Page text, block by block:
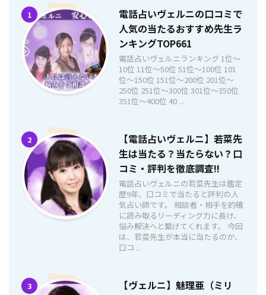
1
電話占いヴェルニの口コミで
人気の当たるおすすめ先生ラ
ンキングTOP661
電話占いヴェルニランキング 1位〜
10位 11位〜50位 51位〜100位 101
位〜150位 151位〜200位 201位〜
250位 251位〜300位 301位〜350位
351位〜400位 40 ...
2
【電話占いヴェルニ】若菜先
生は当たる？当たらない？口
コミ・評判を徹底調査!!
電話占いヴェルニの若菜先生は鑑定
歴9年、口コミで当たると評判の人
気占い師です。 相談者・相手を的確
に読み取るリーディング力に長け、
悩み解決へと繋げてくれます。 今回
は、若菜先生が本当に当たるのか、
口コ ...
3
【ヴェルニ】魅理亜（ミリ